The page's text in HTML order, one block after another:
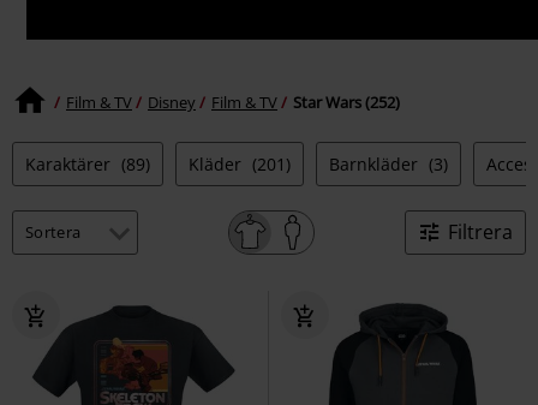
Film & TV Disney Film & TV Star Wars (252)
Karaktärer (89) Kläder (201) Barnkläder (3)
Filtrera